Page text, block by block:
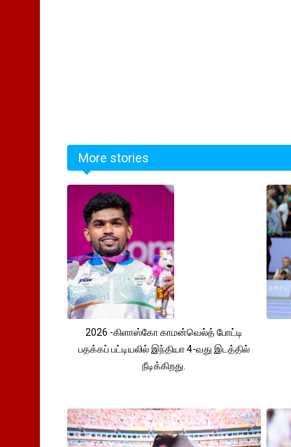
More stories
2026 -கிளாஸ்கோ காமன்வெல்த் போட்டி
பதக்கப் பட்டியலில் இந்தியா 4-வது இடத்தில்
நீடிக்கிறது.